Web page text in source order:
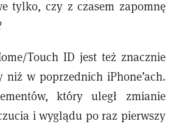
tylko, czy z czasem zapomnę
Touch ID jest też znacznie
niż w poprzednich iPhone’ach.
który uległ zmianie
i wyglądu po raz pierwszy